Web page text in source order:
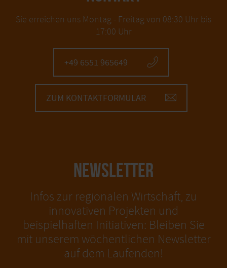
Sie erreichen uns Montag - Freitag von 08:30 Uhr bis
17:00 Uhr
+49 6551 965649
ZUM KONTAKTFORMULAR
NEWSLETTER
Infos zur regionalen Wirtschaft, zu
innovativen Projekten und
beispielhaften Initiativen: Bleiben Sie
mit unserem wöchentlichen Newsletter
auf dem Laufenden!